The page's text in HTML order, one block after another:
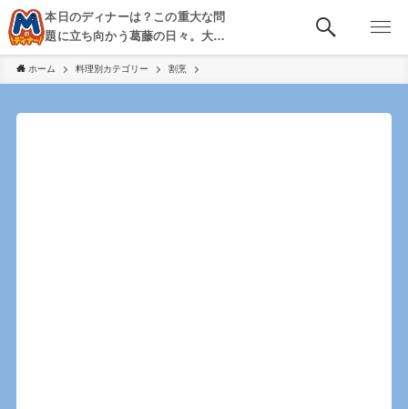
本日のディナーは？この重大な問
題に立ち向かう葛藤の日々。大
阪・京都・神戸を中心とした食べ
歩き、飲み歩きを綴る。
ホーム 料理別カテゴリー 割烹